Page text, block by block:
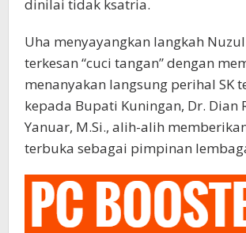
dinilai tidak ksatria. ‎
Uha menyayangkan langkah
terkesan “cuci tangan” dengan
menanyakan langsung perihal SK
kepada Bupati Kuningan, Dr. Dian
Yanuar, M.Si., alih-alih
terbuka sebagai pimpinan